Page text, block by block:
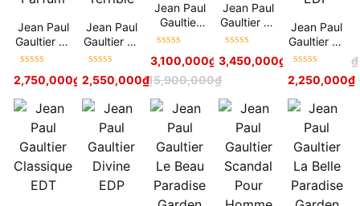
Jean Paul
Gaultier Le
Beau Le
hạng5sao 5,900,000₫
2,750,000₫
Jean Paul
Gaultier La
Belle Fleur
hạng5sao 5,900,000₫
2,550,000₫
Jean Paul
Gaultier
Scandal
hạng5sao 6,900,000₫
3,100,000₫
Jean Paul
Gaultier Le
Male Elixir
hạng5sao 5,900,000₫
3,450,000₫
Jean Paul
Gaultier Le
Male
EDP
hạng5sao
2,250,000₫